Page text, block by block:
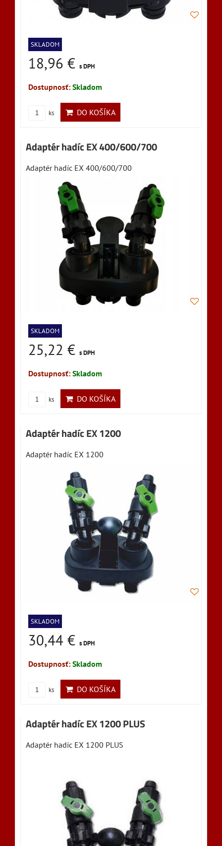
SKLADOM
18,96 € s DPH
Dostupnosť: Skladom
ks DO KOŠÍKA
Adaptér hadíc EX 400/600/700
Adaptér hadíc EX 400/600/700
SKLADOM
25,22 € s DPH
Dostupnosť: Skladom
ks DO KOŠÍKA
Adaptér hadíc EX 1200
Adaptér hadíc EX 1200
SKLADOM
30,44 € s DPH
Dostupnosť: Skladom
ks DO KOŠÍKA
Adaptér hadíc EX 1200 PLUS
Adaptér hadíc EX 1200 PLUS